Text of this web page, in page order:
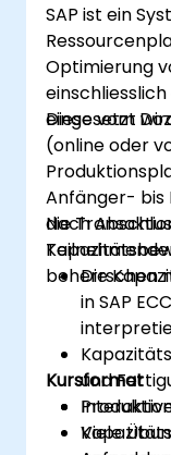
SAP ist ein
Optimierung
eingesetzt
Diese vom
(online oder
Anfänger- bis
die
beherrschen
Nach
Die
in SAP
und
Kursformat
Viele